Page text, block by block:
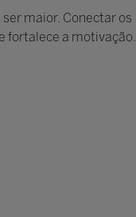
maior. Conectar os
fortalece a motivação.